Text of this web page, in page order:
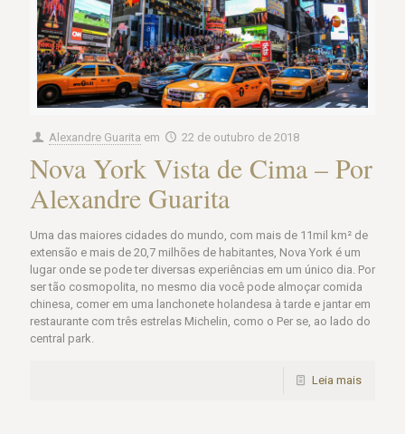
Alexandre Guarita em 22 de outubro de 2018
Nova York Vista de Cima – Por
Alexandre Guarita
Uma das maiores cidades do mundo, com mais de 11mil km² de
extensão e mais de 20,7 milhões de habitantes, Nova York é um
lugar onde se pode ter diversas experiências em um único dia. Por
ser tão cosmopolita, no mesmo dia você pode almoçar comida
chinesa, comer em uma lanchonete holandesa à tarde e jantar em
restaurante com três estrelas Michelin, como o Per se, ao lado do
central park.
Leia mais